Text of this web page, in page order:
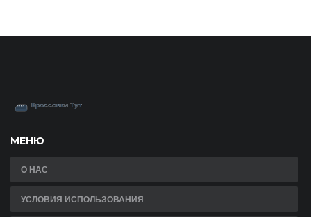
МЕНЮ
О НАС
УСЛОВИЯ ИСПОЛЬЗОВАНИЯ